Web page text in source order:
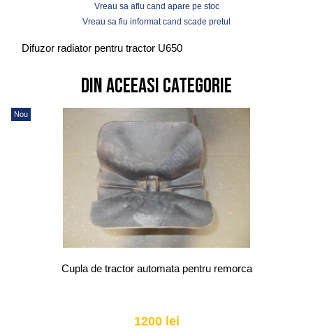
Vreau sa aflu cand apare pe stoc
Vreau sa fiu informat cand scade pretul
Difuzor radiator pentru tractor U650
Din aceeasi categorie
Cupla de tractor automata pentru remorca